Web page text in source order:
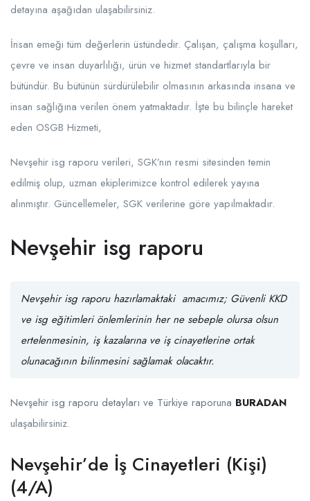
detayına aşağıdan ulaşabilirsiniz.
İnsan emeği tüm değerlerin üstündedir. Çalışan, çalışma koşulları,
çevre ve insan duyarlılığı, ürün ve hizmet standartlarıyla bir
bütündür. Bu bütünün sürdürülebilir olmasının arkasında insana ve
insan sağlığına verilen önem yatmaktadır. İşte bu bilinçle hareket
eden OSGB Hizmeti,
Nevşehir isg raporu verileri, SGK’nın resmi sitesinden temin
edilmiş olup, uzman ekiplerimizce kontrol edilerek yayına
alınmıştır. Güncellemeler, SGK verilerine göre yapılmaktadır.
Nevşehir isg raporu
Nevşehir isg raporu hazırlamaktaki amacımız; Güvenli KKD
ve isg eğitimleriönlemlerinin her ne sebeple olursa olsun
ertelenmesinin, iş kazalarına ve iş cinayetlerine ortak
olunacağının bilinmesini sağlamak olacaktır.
Nevşehir isg raporu detayları ve Türkiye raporuna BURADAN
ulaşabilirsiniz.
Nevşehir’de İş Cinayetleri (Kişi)
(4/A)